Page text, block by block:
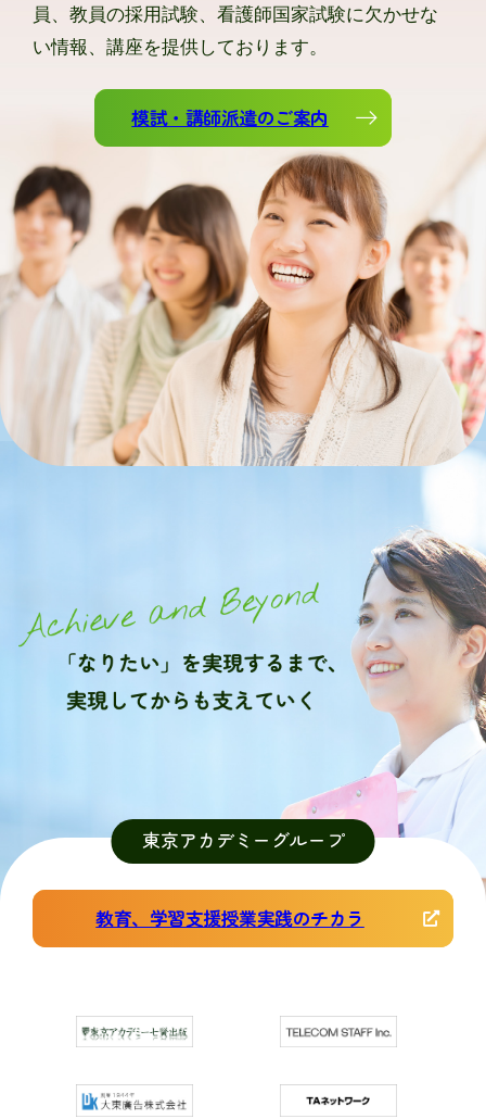
員、教員の採用試験、看護師国家試験に欠かせな
い情報、講座を提供しております。
模試・講師派遣のご案内
東京アカデミーグループ
教育、学習支援授業実践のチカラ